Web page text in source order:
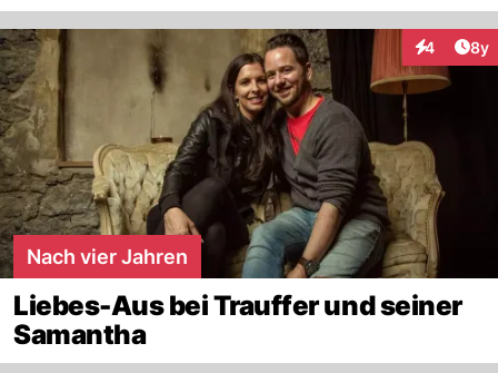
4 8y
Nach vier Jahren
Liebes-Aus bei Trauffer und seiner
Samantha